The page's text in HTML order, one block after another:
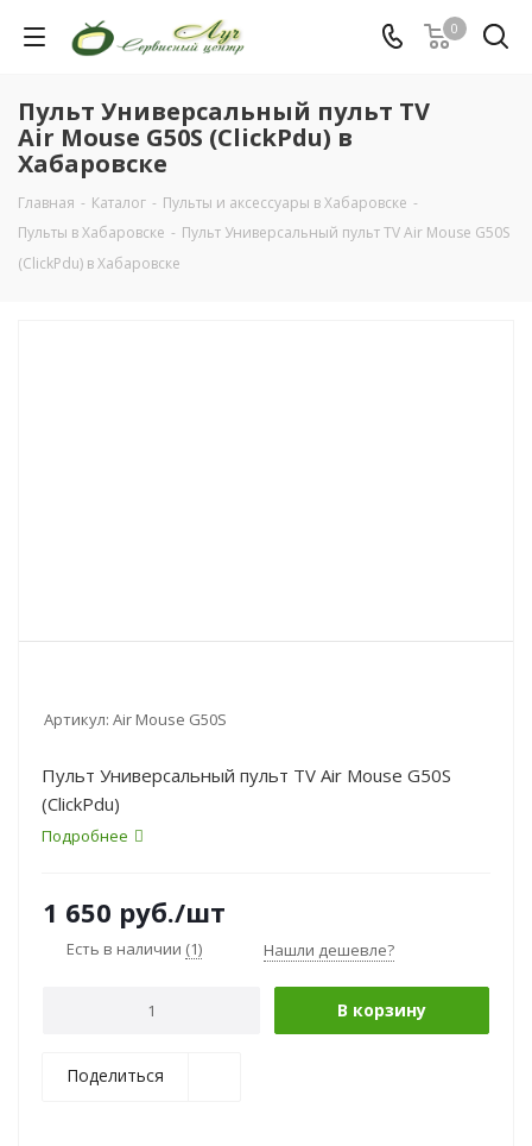
0
Пульт Универсальный пульт TV
Air Mouse G50S (ClickPdu) в
Хабаровске
Главная - Каталог - Пульты и аксессуары в Хабаровске -
Пульты в Хабаровске - Пульт Универсальный пульт TV Air Mouse G50S
(ClickPdu) в Хабаровске
Артикул: Air Mouse G50S
Пульт Универсальный пульт TV Air Mouse G50S
(ClickPdu)
Подробнее
1 650 руб./шт
Есть в наличии (1) Нашли дешевле?
В корзину
Поделиться